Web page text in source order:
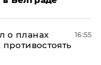
о планах
16:55